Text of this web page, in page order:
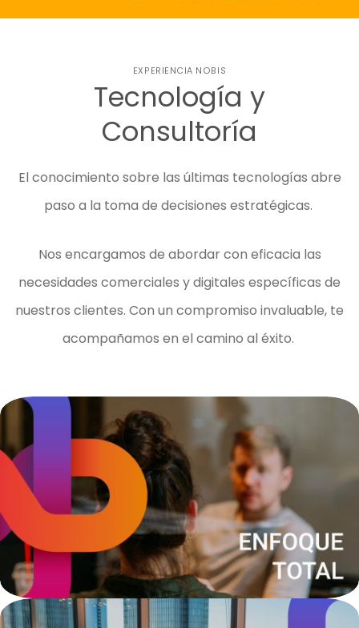
EXPERIENCIA NOBIS
Tecnología y
Consultoría
El conocimiento sobre las últimas tecnologías abre
paso a la toma de decisiones estratégicas.
Nos encargamos de abordar con eficacia las
necesidades comerciales y digitales específicas de
nuestros clientes. Con un compromiso invaluable, te
acompañamos en el camino al éxito.